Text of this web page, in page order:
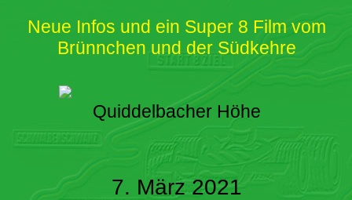
Neue Infos und ein Super 8 Film vom
Brünnchen und der Südkehre
Quiddelbacher Höhe
7. März 2021